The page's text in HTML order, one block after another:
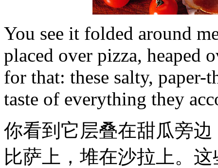
You see it folded around
placed over pizza, heaped
for that: these salty,
taste of everything they
你看到它层叠在甜瓜旁
比萨上，堆在沙拉上。